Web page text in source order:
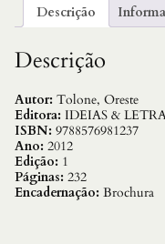
Descrição
Descrição
Autor: Tolone, Oreste
Editora: IDEIAS &
ISBN: 9788576981237
Ano: 2012
Edição: 1
Páginas: 232
Encadernação: Brochura